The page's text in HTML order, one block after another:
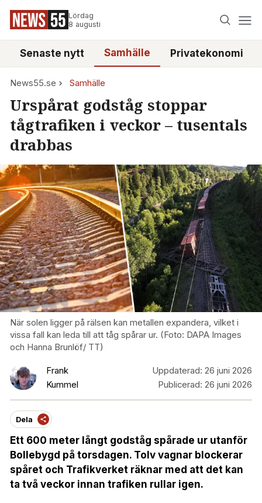
Lördag
8 augusti
Senaste nytt Samhälle Privatekonomi
News55.se Samhälle
Urspårat godståg stoppar
tågtrafiken i veckor – tusentals
drabbas
När solen ligger på rälsen kan metallen expandera, vilket i
vissa fall kan leda till att tåg spårar ur. (Foto: DAPA Images
och Hanna Brunlöf/ TT)
Frank
Kummel
Uppdaterad: 26 juni 2026
Publicerad: 26 juni 2026
Dela
Ett 600 meter långt godståg spårade ur utanför
Bollebygd på torsdagen. Tolv vagnar blockerar
spåret och Trafikverket räknar med att det kan
ta två veckor innan trafiken rullar igen.